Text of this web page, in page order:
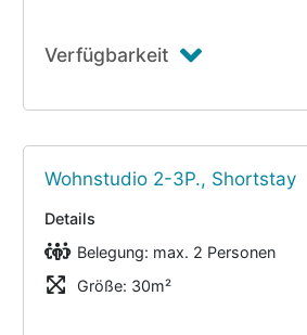
Verfügbarkeit
Wohnstudio 2-3P., Shortstay
Details
Belegung: max. 2 Personen
Größe: 30m²